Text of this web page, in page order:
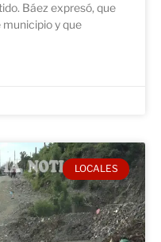
Báez expresó, que
y que
LOCALES